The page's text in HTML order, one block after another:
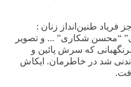
فریاد طنین‌انداز زنان :
شکاری” ... و تصویر
که سرش پائین و
شد در خاطرمان. ایکاش
.